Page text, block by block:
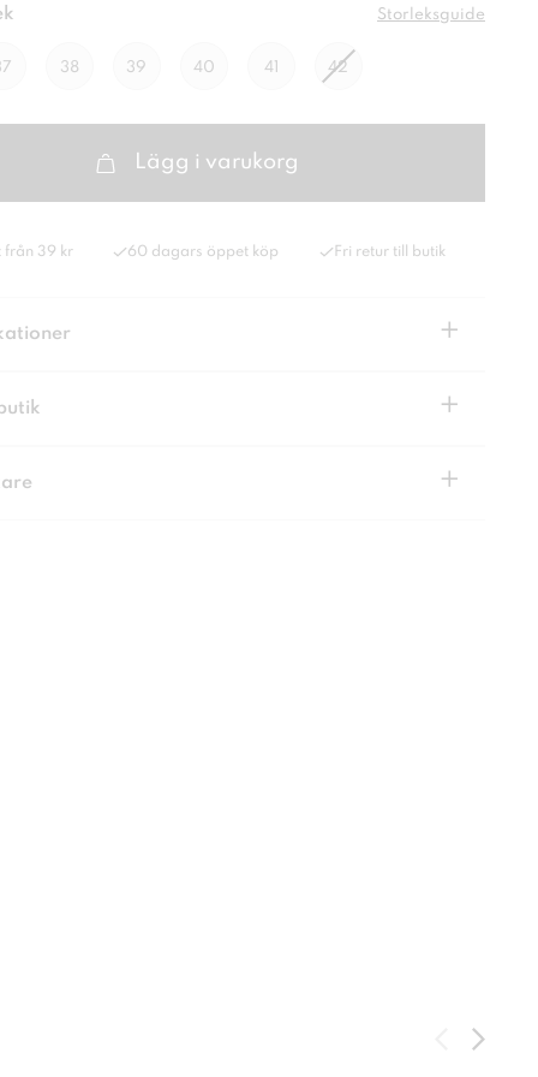
Storleksguide
38 39 40 41 42
Lägg i varukorg
från 39 kr 60 dagars öppet köp Fri retur till butik
+
+
+